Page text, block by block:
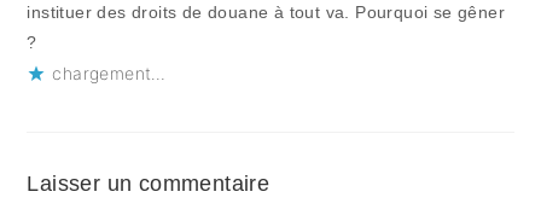
instituer des droits de douane à tout va. Pourquoi se gêner
?
chargement…
Laisser un commentaire